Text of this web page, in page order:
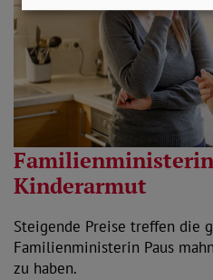
Kinderarmut
Steigende Preise treffen die
Familienministerin Paus
zu haben.